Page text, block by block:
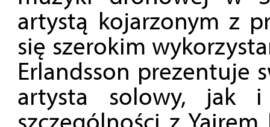
artystą kojarzonym z
się szerokim
Erlandsson prezentuje
artysta solowy, jak
szczególności z